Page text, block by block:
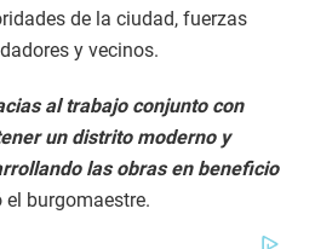
de la ciudad, fuerzas
y vecinos.
al trabajo conjunto con
un distrito moderno y
las obras en beneficio
el burgomaestre.